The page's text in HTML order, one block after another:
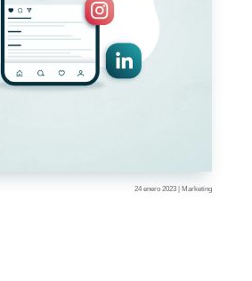
24 enero 2023 |Marketing